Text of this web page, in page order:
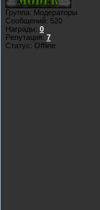
Группа: Модераторы
Сообщений: 520
Награды: 0
Репутация: 7
Статус: Offline